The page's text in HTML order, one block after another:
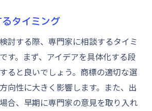
タイミング
討する際、専門家に相談するタイミ
す。まず、アイデアを具体化する段
ると良いでしょう。商標の適切な選
向性に大きく影響します。また、出
合、早期に専門家の意見を取り入れ